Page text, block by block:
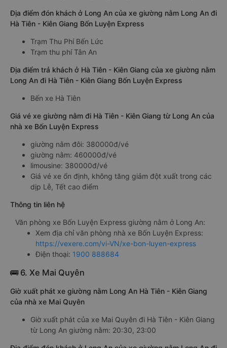
Địa điểm đón khách ở Long An của xe giường nằm Long An đi
Hà Tiên - Kiên Giang Bốn Luyện Express
Trạm Thu Phí Bến Lức
Trạm thu phí Tân An
Địa điểm trả khách ở Hà Tiên - Kiên Giang của xe giường nằm
Long An đi Hà Tiên - Kiên Giang Bốn Luyện Express
Bến xe Hà Tiên
Giá vé xe giường nằm đi Hà Tiên - Kiên Giang từ Long An của
nhà xe Bốn Luyện Express
giường nằm đôi: 380000đ/vé
giường nằm: 460000đ/vé
limousine: 380000đ/vé
Giá vé xe ổn định, không tăng giảm đột xuất trong các
dịp Lễ, Tết cao điểm
Thông tin liên hệ
Văn phòng xe Bốn Luyện Express giường nằm ở Long An:
Xem địa chỉ văn phòng nhà xe Bốn Luyện Express:
https://vexere.com/vi-VN/xe-bon-luyen-express
Điện thoại: 1900 888684
🚌 6. Xe Mai Quyên
Giờ xuất phát xe giường nằm Long An Hà Tiên - Kiên Giang
của nhà xe Mai Quyên
Giờ xuất phát của xe Mai Quyên đi Hà Tiên - Kiên Giang
từ Long An giường nằm: 20:30, 23:00